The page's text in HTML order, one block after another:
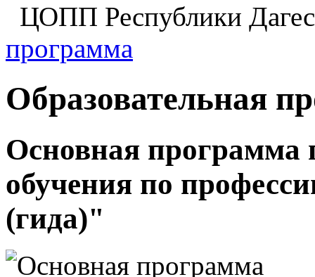
ЦОПП Республики
программа
Образовательная
Основная программа
обучения по
(гида)"